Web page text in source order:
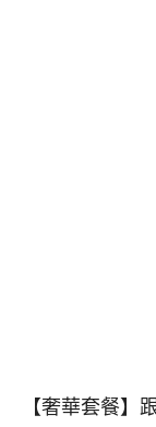
【奢華套餐】